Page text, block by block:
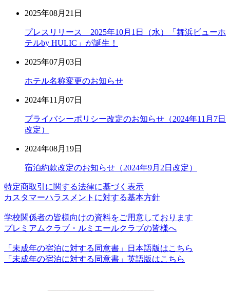
2025年08月21日
プレスリリース 2025年10月1日（水）「舞浜ビューホ
テルby HULIC」が誕生！
2025年07月03日
ホテル名称変更のお知らせ
2024年11月07日
プライバシーポリシー改定のお知らせ（2024年11月7日
改定）
2024年08月19日
宿泊約款改定のお知らせ（2024年9月2日改定）
特定商取引に関する法律に基づく表示
カスタマーハラスメントに対する基本方針
学校関係者の皆様向けの資料をご用意しております
プレミアムクラブ・ルミエールクラブの皆様へ
「未成年の宿泊に対する同意書」日本語版はこちら
「未成年の宿泊に対する同意書」英語版はこちら